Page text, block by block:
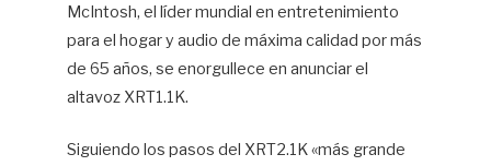
McIntosh, el líder mundial en entretenimiento
para el hogar y audio de máxima calidad por más
de 65 años, se enorgullece en anunciar el
altavoz XRT1.1K.
Siguiendo los pasos del XRT2.1K «más grande